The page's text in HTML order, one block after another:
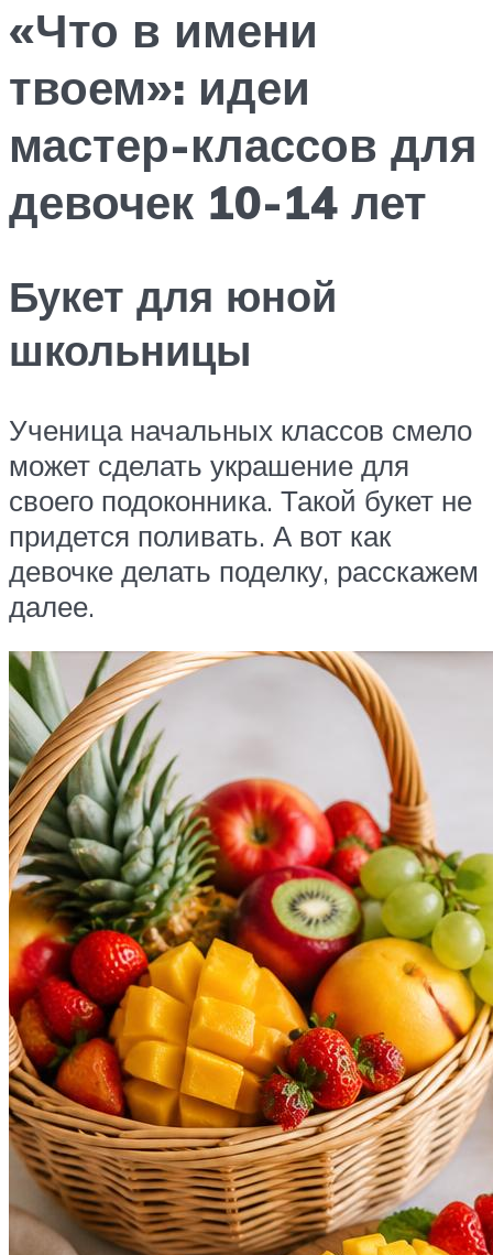
«Что в имени
твоем»: идеи
мастер-классов для
девочек 10-14 лет
Букет для юной
школьницы
Ученица начальных классов смело
может сделать украшение для
своего подоконника. Такой букет не
придется поливать. А вот как
девочке делать поделку, расскажем
далее.